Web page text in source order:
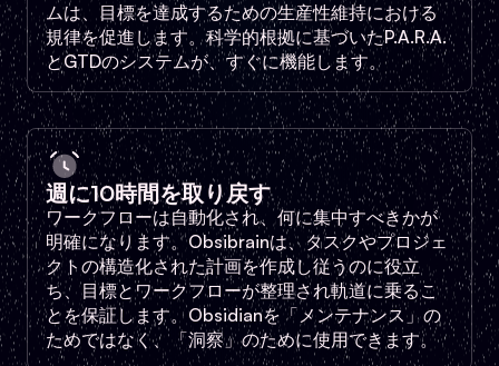
ムは、目標を達成するための生産性維持における
規律を促進します。科学的根拠に基づいたP.A.R.A.
とGTDのシステムが、すぐに機能します。
週に10時間を取り戻す
ワークフローは自動化され、何に集中すべきかが
明確になります。Obsibrainは、タスクやプロジェ
クトの構造化された計画を作成し従うのに役立
ち、目標とワークフローが整理され軌道に乗るこ
とを保証します。Obsidianを「メンテナンス」の
ためではなく、「洞察」のために使用できます。